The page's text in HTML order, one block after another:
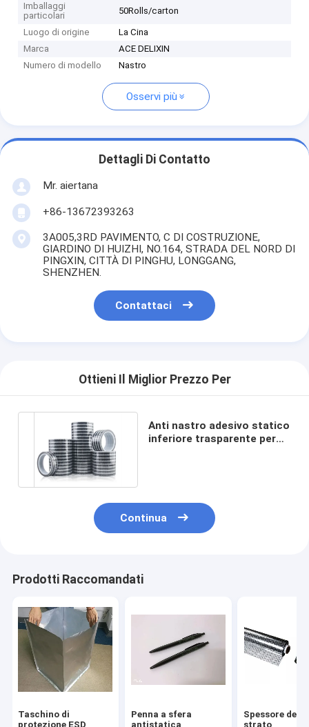
Imballaggi
particolari
50Rolls/carton
Luogo di origine
La Cina
Marca
ACE DELIXIN
Numero di modello
Nastro
Osservi più
Dettagli Di Contatto
Mr. aiertana
+86-13672393263
3A005,3RD PAVIMENTO, C DI COSTRUZIONE,
GIARDINO DI HUIZHI, NO.164, STRADA DEL NORD DI
PINGXIN, CITTÀ DI PINGHU, LONGGANG,
SHENZHEN.
Contattaci
Ottieni Il Miglior Prezzo Per
Anti nastro adesivo statico
inferiore trasparente per
Continua
Prodotti Raccomandati
Taschino di
protezione ESD
Penna a sfera
antistatica
Spessore dello
strato